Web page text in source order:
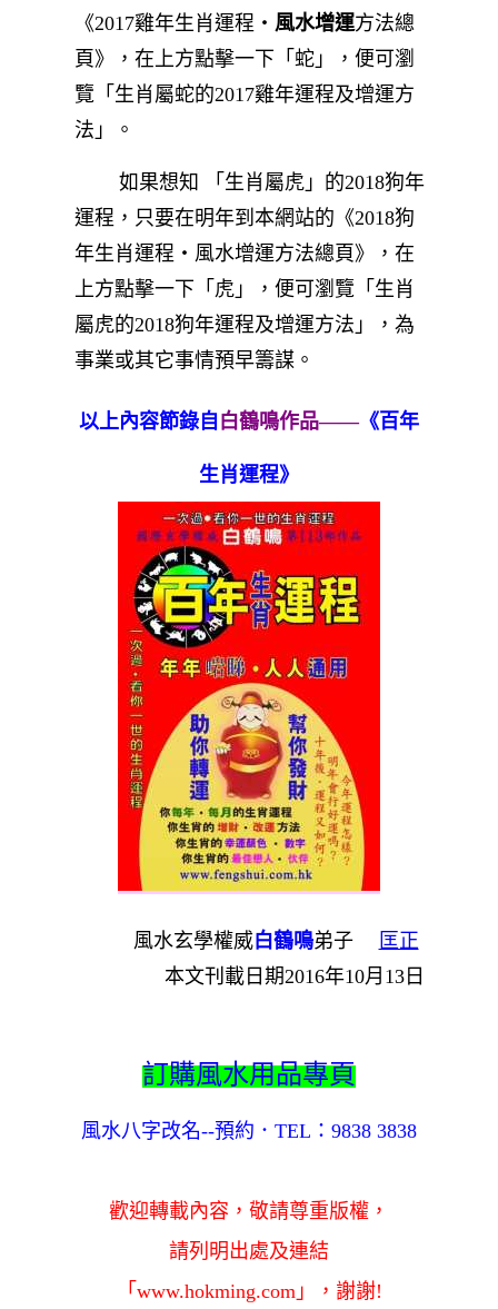
《2017雞年生肖運程‧ 風水增運方法總
頁》，在上方點擊一下「蛇」，便可瀏
覽「生肖屬蛇的2017雞年運程及增運方
法」。
如果想知 「生肖屬虎」的2018狗年
運程，只要在明年到本網站的《2018狗
年生肖運程‧風水增運方法總頁》，在
上方點擊一下「虎」，便可瀏覽「生肖
屬虎的2018狗年運程及增運方法」，為
事業或其它事情預早籌謀。
以上內容節錄自 白鶴鳴作品——《百年
生肖運程》
風水玄學權威白鶴鳴弟子
匡正
本文刊載日期2016年10月13日
訂購風水用品專頁
風水八字改名--預約．TEL：9838 3838
歡迎轉載內容，敬請尊重版權，
請列明出處及連結
「www.hokming.com」，謝謝!